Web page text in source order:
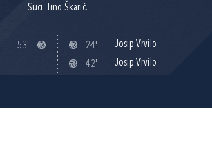
Suci: Tino Škarić.
53' 24'
Josip Vrvilo
42'
Josip Vrvilo